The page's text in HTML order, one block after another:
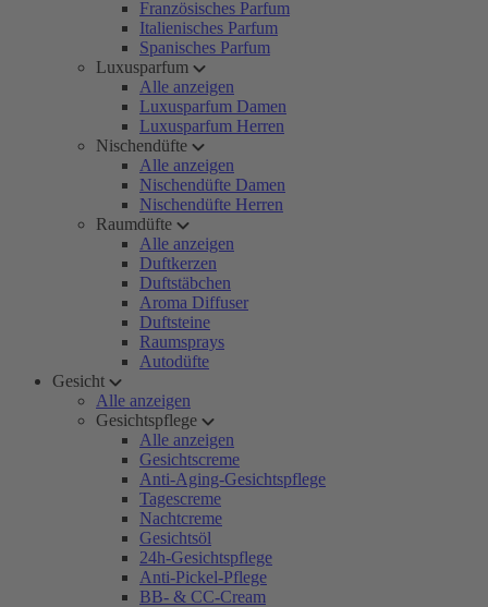
Französisches Parfum
Italienisches Parfum
Spanisches Parfum
Luxusparfum
Alle anzeigen
Luxusparfum Damen
Luxusparfum Herren
Nischendüfte
Alle anzeigen
Nischendüfte Damen
Nischendüfte Herren
Raumdüfte
Alle anzeigen
Duftkerzen
Duftstäbchen
Aroma Diffuser
Duftsteine
Raumsprays
Autodüfte
Gesicht
Alle anzeigen
Gesichtspflege
Alle anzeigen
Gesichtscreme
Anti-Aging-Gesichtspflege
Tagescreme
Nachtcreme
Gesichtsöl
24h-Gesichtspflege
Anti-Pickel-Pflege
BB- & CC-Cream